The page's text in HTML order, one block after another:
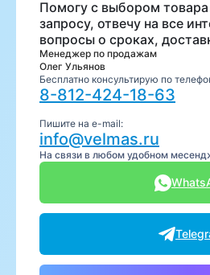
Помогу с выбором
запросу, отвечу на все
вопросы о сроках,
Менеджер по продажам
Олег Ульянов
Бесплатно консультирую по
8-812-424-18-63
Пишите на e-mail:
info@velmas.ru
На связи в любом удобном